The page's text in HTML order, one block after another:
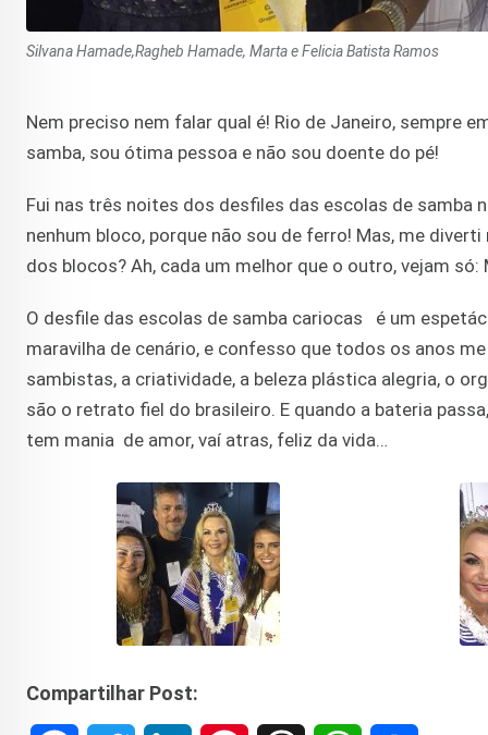
Silvana Hamade,Ragheb Hamade, Marta e Felicia Batista Ramos
Nem preciso nem falar qual é! Rio de Janeiro, sempre
samba, sou ótima pessoa e não sou doente do pé!
Fui nas três noites dos desfiles das escolas de samba
nenhum bloco, porque não sou de ferro! Mas, me
dos blocos? Ah, cada um melhor que o outro, vejam
O desfile das escolas de samba cariocas é um
maravilha de cenário, e confesso que todos os anos
sambistas, a criatividade, a beleza plástica alegria, o
são o retrato fiel do brasileiro. E quando a bateria
tem mania de amor, vaí atras, feliz da vida…
Compartilhar Post: